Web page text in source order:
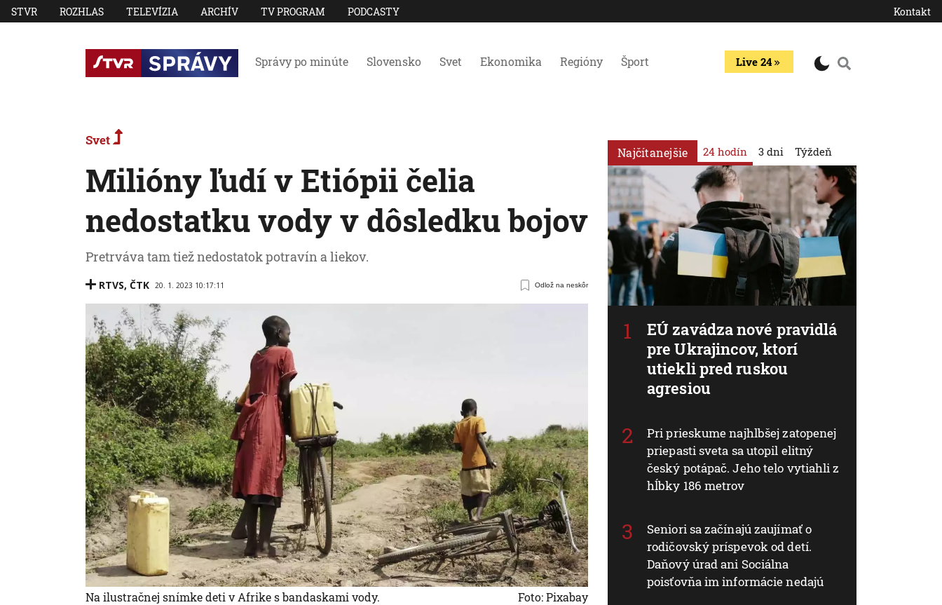
STVR ROZHLAS TELEVÍZIA ARCHÍV TV PROGRAM PODCASTY Kontakt
Správy po minúte Slovensko Svet Ekonomika Regióny Šport Live 24
Svet
Milióny ľudí v Etiópii čelia
nedostatku vody v dôsledku bojov
Pretrváva tam tiež nedostatok potravín a liekov.
RTVS, ČTK 20. 1. 2023 10:17:11 Odlož na neskôr
Na ilustračnej snímke deti v Afrike s bandaskami vody.
Foto: Pixabay
Najčítanejšie 24 hodín
EÚ zavádza nové pravidlá
pre Ukrajincov, ktorí
utiekli pred ruskou
agresiou
Pri prieskume najhlbšej zatopenej
priepasti sveta sa utopil elitný
český potápač. Jeho telo vytiahli z
hĺbky 186 metrov
Seniori sa začínajú zaujímať o
rodičovský príspevok od detí.
Daňový úrad ani Sociálna
poisťovňa im informácie nedajú
3 dni Týždeň